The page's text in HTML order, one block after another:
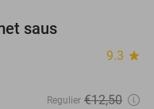
saus
9.3 star
Regulier €12,50